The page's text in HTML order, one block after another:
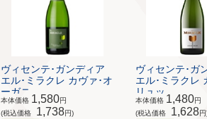
ヴィセンテ･ガンディア
エル･ミラクレ カヴァ･オ
ーガニ...
本体価格 1,580円
(税込価格
1,738円)
ヴィセンテ･ガ
エル･ミラクレ
リュッ...
本体価格 1,480円
(税込価格
1,628